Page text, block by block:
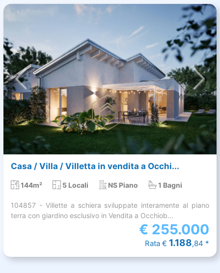
Casa / Villa / Villetta in vendita a Occhi...
144m² 5 Locali NS Piano 1 Bagni
104857 - Villette a schiera sviluppate interamente al piano
terra con giardino esclusivo in Vendita a Occhiob...
€ 255.000
Rata € 1.188,84 *